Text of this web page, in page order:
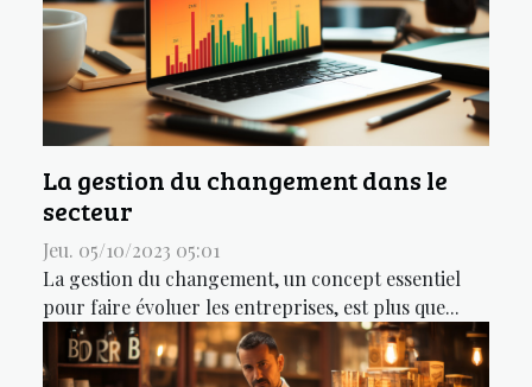
La gestion du changement dans le
secteur
Jeu. 05/10/2023 05:01
La gestion du changement, un concept essentiel
pour faire évoluer les entreprises, est plus que...